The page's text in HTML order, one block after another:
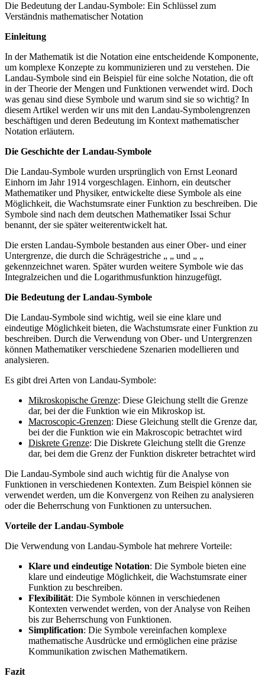
Die Bedeutung der Landau-Symbole: Ein Schlüssel zum
Verständnis mathematischer Notation
Einleitung
In der Mathematik ist die Notation eine entscheidende Komponente,
um komplexe Konzepte zu kommunizieren und zu verstehen. Die
Landau-Symbole sind ein Beispiel für eine solche Notation, die oft
in der Theorie der Mengen und Funktionen verwendet wird. Doch
was genau sind diese Symbole und warum sind sie so wichtig? In
diesem Artikel werden wir uns mit den Landau-Symbolengrenzen
beschäftigen und deren Bedeutung im Kontext mathematischer
Notation erläutern.
Die Geschichte der Landau-Symbole
Die Landau-Symbole wurden ursprünglich von Ernst Leonard
Einhorn im Jahr 1914 vorgeschlagen. Einhorn, ein deutscher
Mathematiker und Physiker, entwickelte diese Symbole als eine
Möglichkeit, die Wachstumsrate einer Funktion zu beschreiben. Die
Symbole sind nach dem deutschen Mathematiker Issai Schur
benannt, der sie später weiterentwickelt hat.
Die ersten Landau-Symbole bestanden aus einer Ober- und einer
Untergrenze, die durch die Schrägestriche „ „ und „ „
gekennzeichnet waren. Später wurden weitere Symbole wie das
Integralzeichen und die Logarithmusfunktion hinzugefügt.
Die Bedeutung der Landau-Symbole
Die Landau-Symbole sind wichtig, weil sie eine klare und
eindeutige Möglichkeit bieten, die Wachstumsrate einer Funktion zu
beschreiben. Durch die Verwendung von Ober- und Untergrenzen
können Mathematiker verschiedene Szenarien modellieren und
analysieren.
Es gibt drei Arten von Landau-Symbole:
Mikroskopische Grenze: Diese Gleichung stellt die Grenze
dar, bei der die Funktion wie ein Mikroskop ist.
Macroscopic-Grenzen: Diese Gleichung stellt die Grenze dar,
bei der die Funktion wie ein Makroscopic betrachtet wird
Diskrete Grenze: Die Diskrete Gleichung stellt die Grenze
dar, bei dem die Grenz der Funktion diskreter betrachtet wird
Die Landau-Symbole sind auch wichtig für die Analyse von
Funktionen in verschiedenen Kontexten. Zum Beispiel können sie
verwendet werden, um die Konvergenz von Reihen zu analysieren
oder die Beherrschung von Funktionen zu untersuchen.
Vorteile der Landau-Symbole
Die Verwendung von Landau-Symbole hat mehrere Vorteile:
Klare und eindeutige Notation: Die Symbole bieten eine
klare und eindeutige Möglichkeit, die Wachstumsrate einer
Funktion zu beschreiben.
Flexibilität: Die Symbole können in verschiedenen
Kontexten verwendet werden, von der Analyse von Reihen
bis zur Beherrschung von Funktionen.
Simplification: Die Symbole vereinfachen komplexe
mathematische Ausdrücke und ermöglichen eine präzise
Kommunikation zwischen Mathematikern.
Fazit